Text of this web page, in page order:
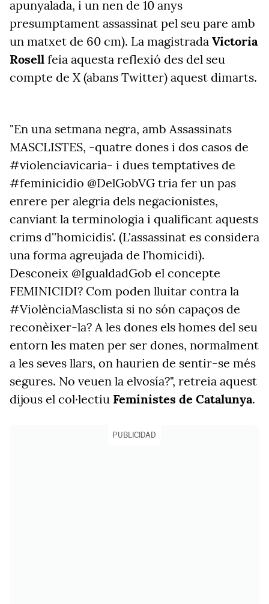
apunyalada, i un nen de 10 anys
presumptament assassinat pel seu pare amb
un matxet de 60 cm). La magistrada Victoria
Rosell feia aquesta reflexió des del seu
compte de X (abans Twitter) aquest dimarts.
"En una setmana negra, amb Assassinats
MASCLISTES, -quatre dones i dos casos de
#violenciavicaria- i dues temptatives de
#feminicidio @DelGobVG tria fer un pas
enrere per alegria dels negacionistes,
canviant la terminologia i qualificant aquests
crims d''homicidis'. (L'assassinat es considera
una forma agreujada de l'homicidi).
Desconeix @IgualdadGob el concepte
FEMINICIDI? Com poden lluitar contra la
#ViolènciaMasclista si no són capaços de
reconèixer-la? A les dones els homes del seu
entorn les maten per ser dones, normalment
a les seves llars, on haurien de sentir-se més
segures. No veuen la elvosía?", retreia aquest
dijous el col·lectiu Feministes de Catalunya.
PUBLICIDAD